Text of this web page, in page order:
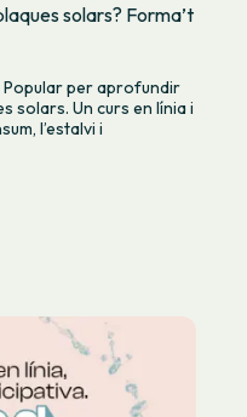
solars? Forma’t
Popular per aprofundir
solars. Un curs en línia i
l’estalvi i